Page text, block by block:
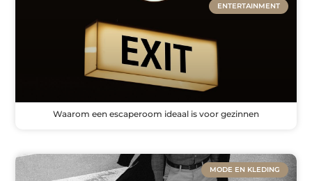
ENTERTAINMENT
Waarom een escaperoom ideaal is voor gezinnen
MODE EN KLEDING